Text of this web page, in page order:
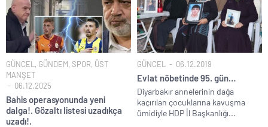
GÜNCEL , GÜNDEM, SPOR, ÜST
MANŞET
06.12.2025
Bahis operasyonunda yeni
dalga!. Gözaltı listesi uzadıkça
uzadı!.
GÜNCEL 06.12.2019
Evlat nöbetinde 95. gün…
Diyarbakır annelerinin dağa
kaçırılan çocuklarına kavuşma
ümidiyle HDP İl Başkanlığı...